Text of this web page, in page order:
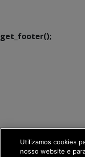
get_footer();
Utilizamos cookies
nosso website e